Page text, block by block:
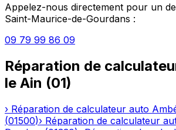
Appelez-nous directement pour un
Saint-Maurice-de-Gourdans :
09 79 99 86 09
Réparation de
le Ain (01)
› Réparation de calculateur auto
(01500)› Réparation de calculateur